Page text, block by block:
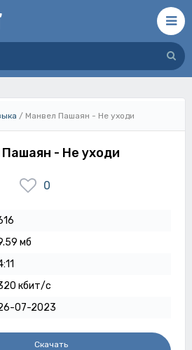
/ Манвел Пашаян - Не уходи
- Не уходи
0
мб
кбит/с
07-2023
Скачать